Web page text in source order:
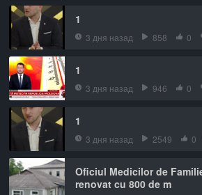
1
3 дня назад 858 0
1
3 дня назад 946 0
1
3 дня назад 2549 0
Oficiul Medicilor de
renovat cu 800 de m